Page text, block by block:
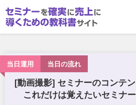
企画／事前準備
当日運用
当日運用 当日の流れ
[動画撮影] セミナーのコンテ
これだけは覚えたいセミナ